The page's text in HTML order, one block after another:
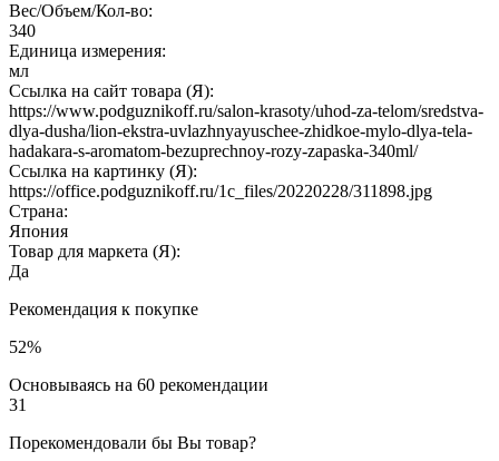
Вес/Объем/Кол-во:
340
Единица измерения:
мл
Ссылка на сайт товара (Я):
https://www.podguznikoff.ru/salon-krasoty/uhod-za-telom/sredstva-
dlya-dusha/lion-ekstra-uvlazhnyayuschee-zhidkoe-mylo-dlya-tela-
hadakara-s-aromatom-bezuprechnoy-rozy-zapaska-340ml/
Ссылка на картинку (Я):
https://office.podguznikoff.ru/1c_files/20220228/311898.jpg
Страна:
Япония
Товар для маркета (Я):
Да
Рекомендация к покупке
52%
Основываясь на 60 рекомендации
31
Порекомендовали бы Вы товар?